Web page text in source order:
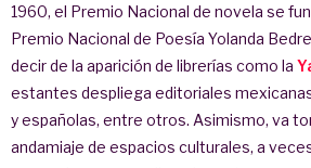
1960, el Premio Nacional de novela se
Premio Nacional de Poesía Yolanda
decir de la aparición de librerías como la
estantes despliega editoriales
y españolas, entre otros. Asimismo, va
andamiaje de espacios culturales, a